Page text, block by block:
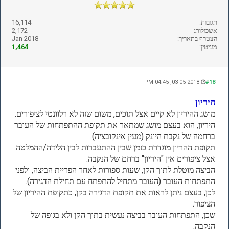
תגובות:
16,114
אשכולות:
2,172
הצטרף בתאריך:
Jan 2018
מוניטין:
1,464
#18
היריון
מושג ההיריון לא קיים אצל תוכים, משום שזה לא רלוונטי לציפורים.
היריון, הוא בעצם מושג שמתאר את תקופת ההתפתחות של העובר
ברחמה של נקבת היונק (מעין אינקובציה).
תקופת ההריון מוגדרת כזמן שבין ההתעברות לבין הלידה/ההמלטה.
אצל ציפורים אין "היריון" ברחם של הנקבה.
הביצה מוטלת לתוך הקן, שעות ספורות לאחר הפריית הביצה, ולפני
התפתחות העובר (העובר מתחיל להתפתח עם תחילת הדגירה).
לכן, בעצם ניתן לראות את תקופת הדגירה בקן, כתקופת ההיריון של
הציפור.
שכן, התפתחות העובר בביצה נעשית בתוך הקן ולא בגופה של
הנקבה.